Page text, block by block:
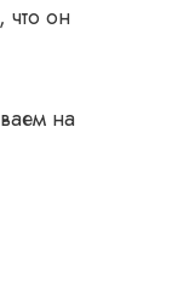
что он
на